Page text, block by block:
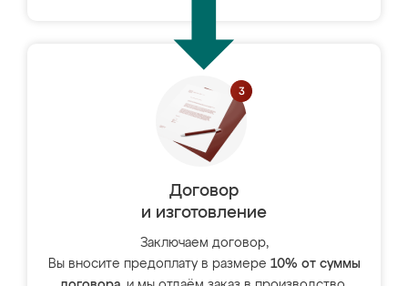
Договор
и изготовление
Заключаем договор,
Вы вносите предоплату в размере 10% от суммы